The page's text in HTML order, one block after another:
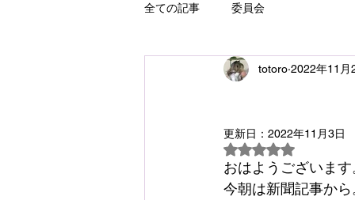
全ての記事 委員会
totoro 2022年11月
更新日： 2022年11月3日
5つ星のうちNaN
おはようございます
今朝は新聞記事から